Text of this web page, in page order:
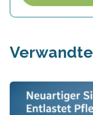
Verwandte